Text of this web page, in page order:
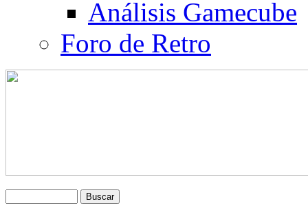
Análisis Gamecube
Foro de Retro